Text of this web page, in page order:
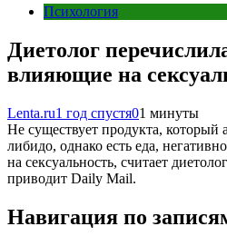
Психология
Диетолог
влияющие на
Lenta.ru1 год спустя01 минуты
Не существует продукта, который
либидо, однако есть еда,
на сексуальность, считает
приводит Daily Mail.
Навигация по